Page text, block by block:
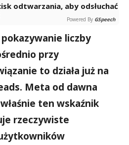
Powered By GSpeech
liczby
przy
to działa już na
Meta od dawna
ten wskaźnik
rzeczywiste